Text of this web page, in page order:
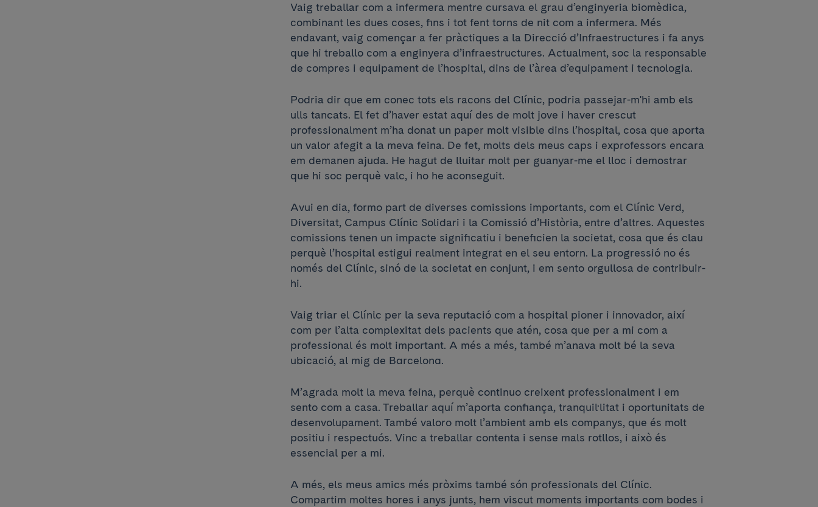
Vaig treballar com a infermera mentre cursava el grau d’enginyeria biomèdica,
combinant les dues coses, fins i tot fent torns de nit com a infermera. Més
endavant, vaig començar a fer pràctiques a la Direcció d’Infraestructures i fa anys
que hi treballo com a enginyera d’infraestructures. Actualment, soc la responsable
de compres i equipament de l’hospital, dins de l’àrea d’equipament i tecnologia.
Podria dir que em conec tots els racons del Clínic, podria passejar-m'hi amb els
ulls tancats. El fet d’haver estat aquí des de molt jove i haver crescut
professionalment m’ha donat un paper molt visible dins l’hospital, cosa que aporta
un valor afegit a la meva feina. De fet, molts dels meus caps i exprofessors encara
em demanen ajuda. He hagut de lluitar molt per guanyar-me el lloc i demostrar
que hi soc perquè valc, i ho he aconseguit.
Avui en dia, formo part de diverses comissions importants, com el Clínic Verd,
Diversitat, Campus Clínic Solidari i la Comissió d’Història, entre d’altres. Aquestes
comissions tenen un impacte significatiu i beneficien la societat, cosa que és clau
perquè l’hospital estigui realment integrat en el seu entorn. La progressió no és
només del Clínic, sinó de la societat en conjunt, i em sento orgullosa de contribuir-
hi.
Vaig triar el Clínic per la seva reputació com a hospital pioner i innovador, així
com per l’alta complexitat dels pacients que atén, cosa que per a mi com a
professional és molt important. A més a més, també m’anava molt bé la seva
ubicació, al mig de Barcelona.
M’agrada molt la meva feina, perquè continuo creixent professionalment i em
sento com a casa. Treballar aquí m’aporta confiança, tranquil·litat i oportunitats de
desenvolupament. També valoro molt l’ambient amb els companys, que és molt
positiu i respectuós. Vinc a treballar contenta i sense mals rotllos, i això és
essencial per a mi.
A més, els meus amics més pròxims també són professionals del Clínic.
Compartim moltes hores i anys junts, hem viscut moments importants com bodes i